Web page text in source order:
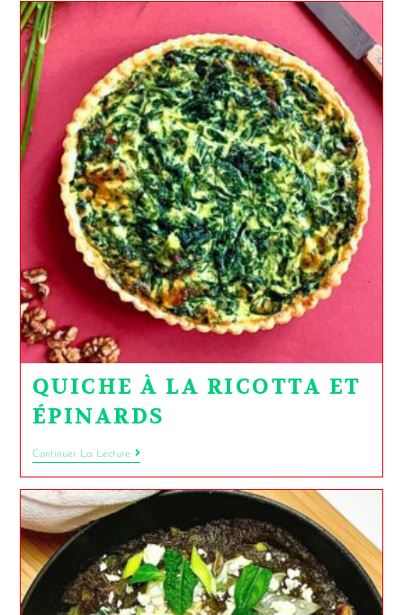
QUICHE À LA RICOTTA ET
ÉPINARDS
Continuer La Lecture